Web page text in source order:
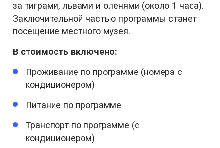
за тиграми, львами и оленями (около 1 часа).
Заключительной частью программы станет
посещение местного музея.
В стоимость включено:
Проживание по программе (номера с
кондиционером)
Питание по программе
Транспорт по программе (с
кондиционером)